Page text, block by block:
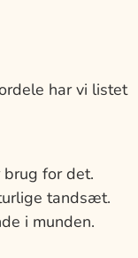
har vi listet
for det.
tandsæt.
i munden.